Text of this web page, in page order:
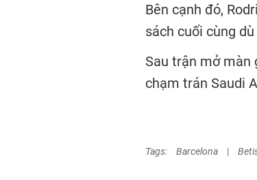
Bên cạnh đó, Rodri
sách cuối cùng
Sau trận mở màn
chạm trán Saudi
Tags: Barcelona |